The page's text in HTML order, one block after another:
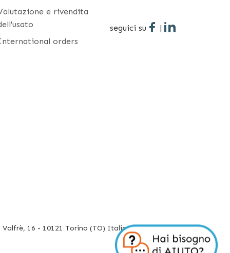
e rivendita
orders
seguici su |
16 - 10121 Torino (TO) Italia